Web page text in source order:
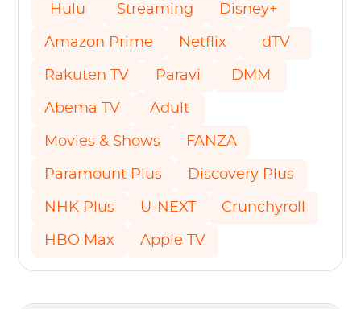
Hulu Streaming Disney+
Amazon Prime Netflix dTV
Rakuten TV Paravi DMM
Abema TV Adult
Movies & Shows FANZA
Paramount Plus Discovery Plus
NHK Plus U-NEXT Crunchyroll
HBO Max Apple TV